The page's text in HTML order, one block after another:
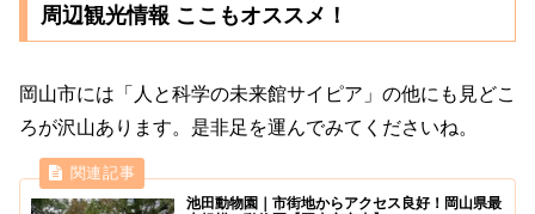
周辺観光情報 ここもオススメ！
岡山市には「人と科学の未来館サイピア」の他にも見どこ
ろが沢山あります。是非足を運んでみてくださいね。
池田動物園｜市街地からアクセス良好！岡山県最